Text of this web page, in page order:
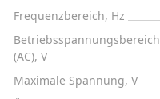
Frequenzbereich, Hz
Betriebsspannungsbereich
(AC), V
Maximale Spannung, V